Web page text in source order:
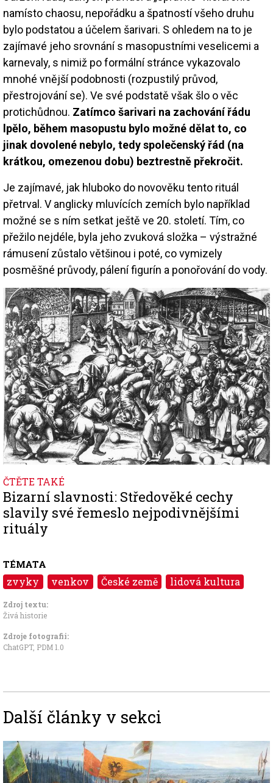
namísto chaosu, nepořádku a špatností všeho druhu
bylo podstatou a účelem šarivari. S ohledem na to je
zajímavé jeho srovnání s masopustními veselicemi a
karnevaly, s nimiž po formální stránce vykazovalo
mnohé vnější podobnosti (rozpustilý průvod,
přestrojování se). Ve své podstatě však šlo o věc
protichůdnou. Zatímco šarivari na zachování řádu
lpělo, během masopustu bylo možné dělat to, co
jinak dovolené nebylo, tedy společenský řád (na
krátkou, omezenou dobu) beztrestně překročit.
Je zajímavé, jak hluboko do novověku tento rituál
přetrval. V anglicky mluvících zemích bylo například
možné se s ním setkat ještě ve 20. století. Tím, co
přežilo nejdéle, byla jeho zvuková složka – výstražné
rámusení zůstalo většinou i poté, co vymizely
posměšné průvody, pálení figurín a ponořování do vody.
Image
ČTĚTE TAKÉ
Bizarní slavnosti: Středověké cechy
slavily své řemeslo nejpodivnějšími
rituály
TÉMATA
zvyky venkov České země lidová kultura
Zdroj textu:
Živá historie
Zdroje fotografii:
ChatGPT, PDM 1.0
Další články v sekci
Image